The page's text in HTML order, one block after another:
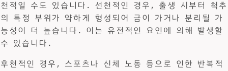
천적일 수도 있습니다. 선천적인 경우, 출생 시부터 척추
의 특정 부위가 약하게 형성되어 금이 가거나 분리될 가
능성이 더 높습니다. 이는 유전적인 요인에 의해 발생할
수 있습니다.
후천적인 경우, 스포츠나 신체 노동 등으로 인한 반복적